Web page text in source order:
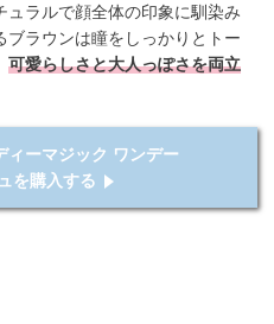
ュラルで顔全体の印象に馴染み
ブラウンは瞳をしっかりとトー
可愛らしさと大人っぽさを両立
ィーマジック ワンデー
を購入する